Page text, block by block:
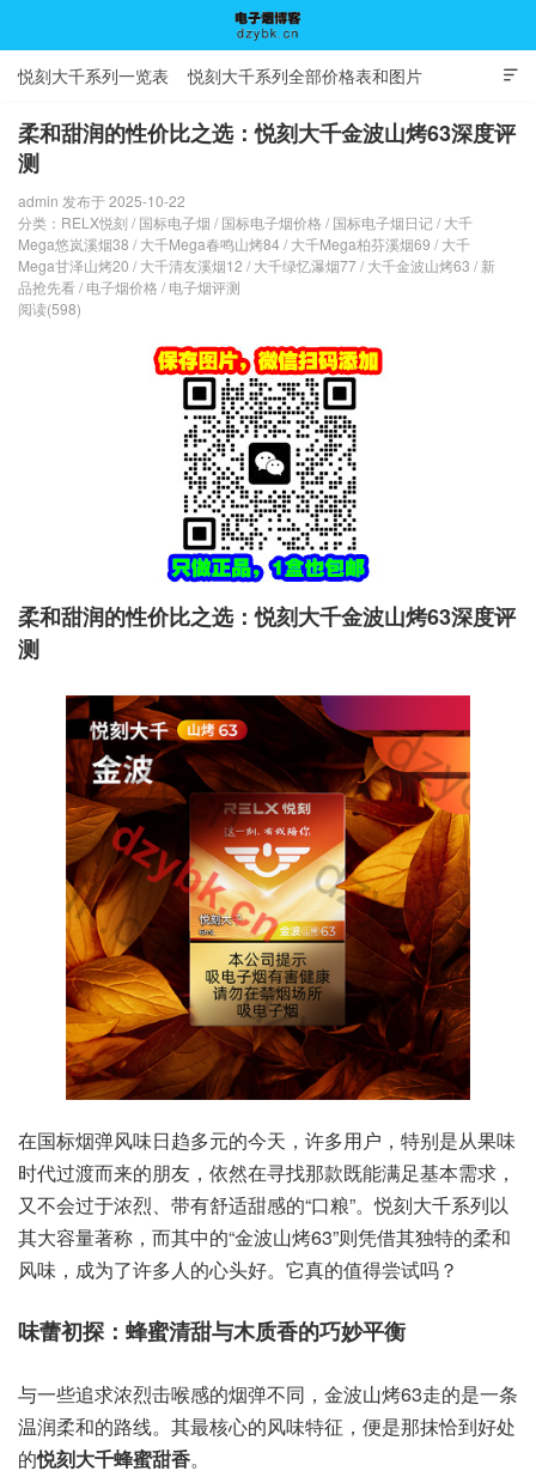

悦刻大千系列一览表 悦刻大千系列全部价格表和图片
柔和甜润的性价比之选：悦刻大千金波山烤63深度评
测
admin 发布于 2025-10-22
分类： RELX悦刻 / 国标电子烟 / 国标电子烟价格 / 国标电子烟日记/ 大千
Mega悠岚溪烟38 / 大千Mega春鸣山烤84 / 大千Mega柏芬溪烟69 / 大千
Mega甘泽山烤20 / 大千清友溪烟12 / 大千绿忆瀑烟77/ 大千金波山烤63 / 新
品抢先看/ 电子烟价格 / 电子烟评测
阅读(598)
柔和甜润的性价比之选：悦刻大千金波山烤63深度评
测
在国标烟弹风味日趋多元的今天，许多用户，特别是从果味
时代过渡而来的朋友，依然在寻找那款既能满足基本需求，
又不会过于浓烈、带有舒适甜感的“口粮”。悦刻大千系列以
其大容量著称，而其中的“金波山烤63”则凭借其独特的柔和
风味，成为了许多人的心头好。它真的值得尝试吗？
味蕾初探：蜂蜜清甜与木质香的巧妙平衡
与一些追求浓烈击喉感的烟弹不同，金波山烤63走的是一条
温润柔和的路线。其最核心的风味特征，便是那抹恰到好处
的悦刻大千蜂蜜甜香。